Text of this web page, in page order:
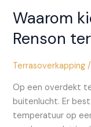
Waarom
Renson
Terrasoverkapping
Op een overdekt
buitenlucht. Er
temperatuur op